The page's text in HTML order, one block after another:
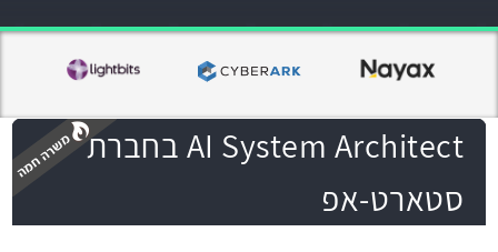
AI System Architect בחברת
סטארט-אפ